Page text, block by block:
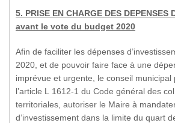
5. PRISE EN CHARGE DES
avant le vote du budget 2020
Afin de faciliter les dépenses
2020, et de pouvoir faire face à une
imprévue et urgente, le conseil municipal
l’article L 1612-1 du Code général des
territoriales, autoriser le Maire à
d’investissement dans la limite du quart